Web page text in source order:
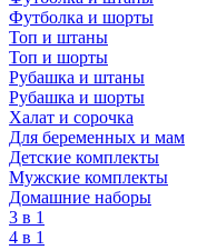
Футболка и шорты
Топ и штаны
Топ и шорты
Рубашка и штаны
Рубашка и шорты
Халат и сорочка
Для беременных и мам
Детские комплекты
Мужские комплекты
Домашние наборы
3 в 1
4 в 1